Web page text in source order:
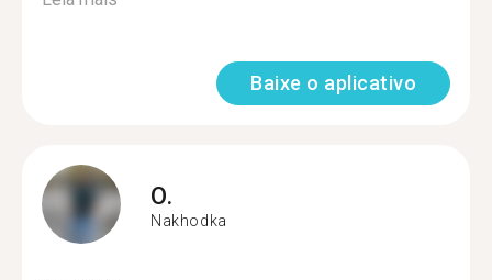
Baixe o aplicativo
O.
Nakhodka